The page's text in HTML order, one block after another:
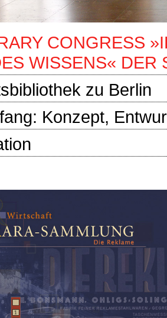
CONGRESS
WISSENS« DER
zu Berlin
Konzept,